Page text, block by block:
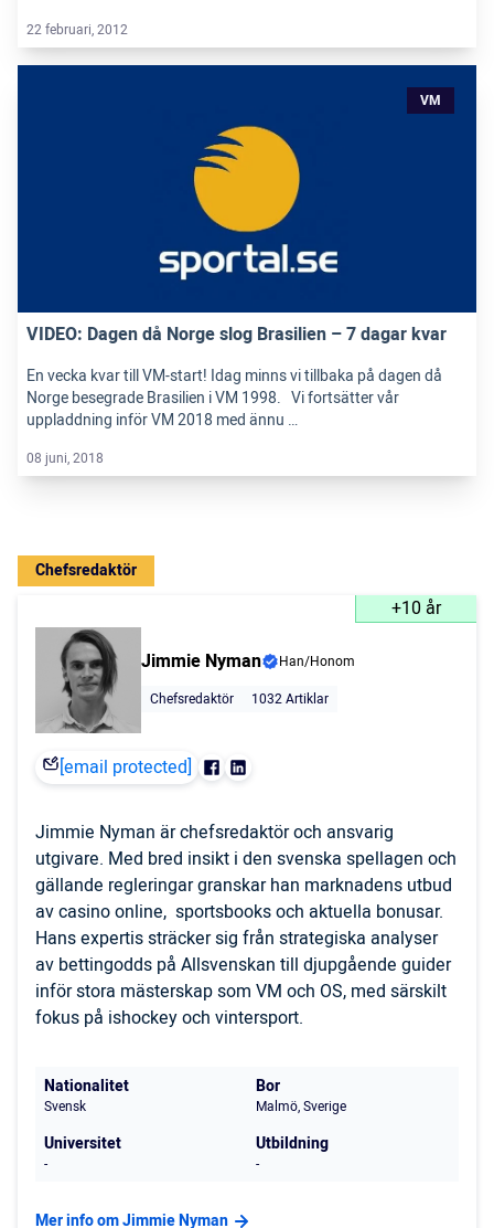
22 februari, 2012
VM
VIDEO: Dagen då Norge slog Brasilien – 7 dagar kvar
En vecka kvar till VM-start! Idag minns vi tillbaka på dagen då
Norge besegrade Brasilien i VM 1998. Vi fortsätter vår
uppladdning inför VM 2018 med ännu …
08 juni, 2018
Chefsredaktör
+10 år
Jimmie Nyman
Han/Honom
Chefsredaktör
1032 Artiklar
[email protected]
Jimmie Nyman är chefsredaktör och ansvarig
utgivare. Med bred insikt i den svenska spellagen och
gällande regleringar granskar han marknadens utbud
av casino online, sportsbooks och aktuella bonusar.
Hans expertis sträcker sig från strategiska analyser
av bettingodds på Allsvenskan till djupgående guider
inför stora mästerskap som VM och OS, med särskilt
fokus på ishockey och vintersport.
Nationalitet
Svensk
Bor
Malmö, Sverige
Universitet
-
Utbildning
-
Mer info om Jimmie Nyman